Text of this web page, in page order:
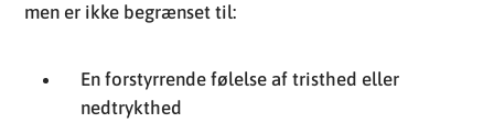
men er ikke begrænset til:
En forstyrrende følelse af tristhed eller
nedtrykthed